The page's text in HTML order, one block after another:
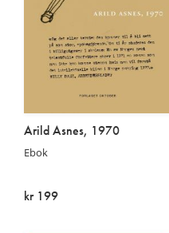
Arild Asnes, 1970
Ebok
kr 199